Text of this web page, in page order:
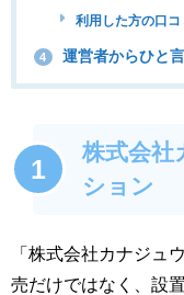
利用した方の口コ
4 運営者からひと言
1
株式会社
ション
「株式会社カナジュ
売だけではなく、設